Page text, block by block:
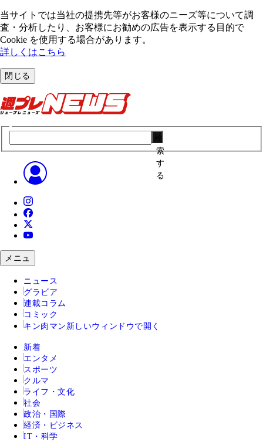
当サイトでは当社の提携先等がお客様のニーズ等について調
査・分析したり、お客様にお勧めの広告を表⽰する⽬的で
Cookie を使⽤する場合があります。
詳しくはこちら
閉じる
索
す
る
メニュ
ニュース
グラビア
連載コラム
コミック
キン肉マン 新しいウィンドウで開く
新着
エンタメ
スポーツ
クルマ
ライフ・文化
社会
政治・国際
経済・ビジネス
IT・科学